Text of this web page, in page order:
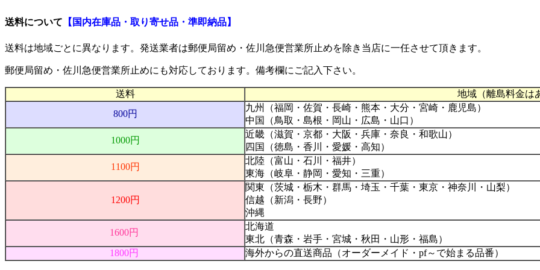
送料について 【国内在庫品・取り寄せ品・準即納品】
送料は地域ごとに異なります。発送業者は郵便局留め・佐川急便営業所止めを除き当店に一任させて頂きます。
郵便局留め・佐川急便営業所止めにも対応しております。備考欄にご記入下さい。
送料
地域（離島料金は
800円
九州（福岡・佐賀・長崎・熊本・大分・宮崎・鹿児島）
中国（鳥取・島根・岡山・広島・山口）
1000円
近畿（滋賀・京都・大阪・兵庫・奈良・和歌山）
四国（徳島・香川・愛媛・高知）
1100円
北陸（富山・石川・福井）
東海（岐阜・静岡・愛知・三重）
1200円
関東（茨城・栃木・群馬・埼玉・千葉・東京・神奈川・山梨）
信越（新潟・長野）
沖縄
1600円
北海道
東北（青森・岩手・宮城・秋田・山形・福島）
1800円
海外からの直送商品（オーダーメイド・pf～で始まる品番）